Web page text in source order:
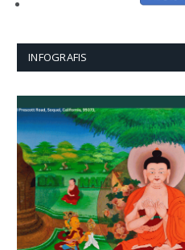
INFOGRAFIS